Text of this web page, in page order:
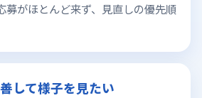
募がほとんど来ず、見直しの優先順
して様子を見たい